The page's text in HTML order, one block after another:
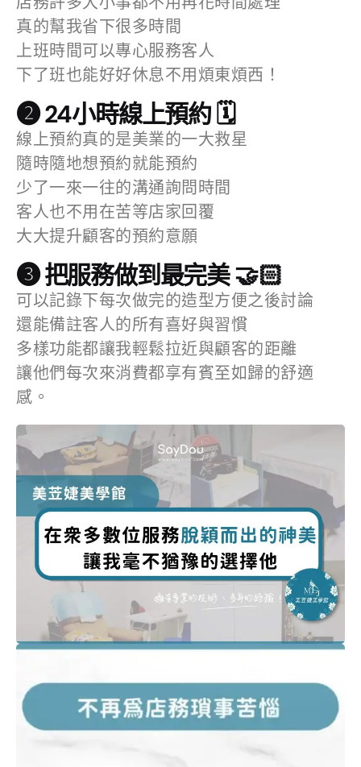
真的幫我省下很多時間
上班時間可以專心服務客人
下了班也能好好休息不用煩東煩西！
❷ 24小時線上預約 🗓
線上預約真的是美業的一大救星
隨時隨地想預約就能預約
少了一來一往的溝通詢問時間
客人也不用在苦等店家回覆
大大提升顧客的預約意願
❸ 把服務做到最完美 🤝🏻
可以記錄下每次做完的造型方便之後討論
還能備註客人的所有喜好與習慣
多樣功能都讓我輕鬆拉近與顧客的距離
讓他們每次來消費都享有賓至如歸的舒適
感。